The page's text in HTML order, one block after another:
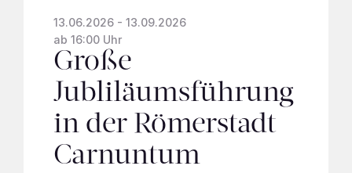
13.06.2026 - 13.09.2026
ab 16:00 Uhr
Große
Jubliläumsführung
in der Römerstadt
Carnuntum